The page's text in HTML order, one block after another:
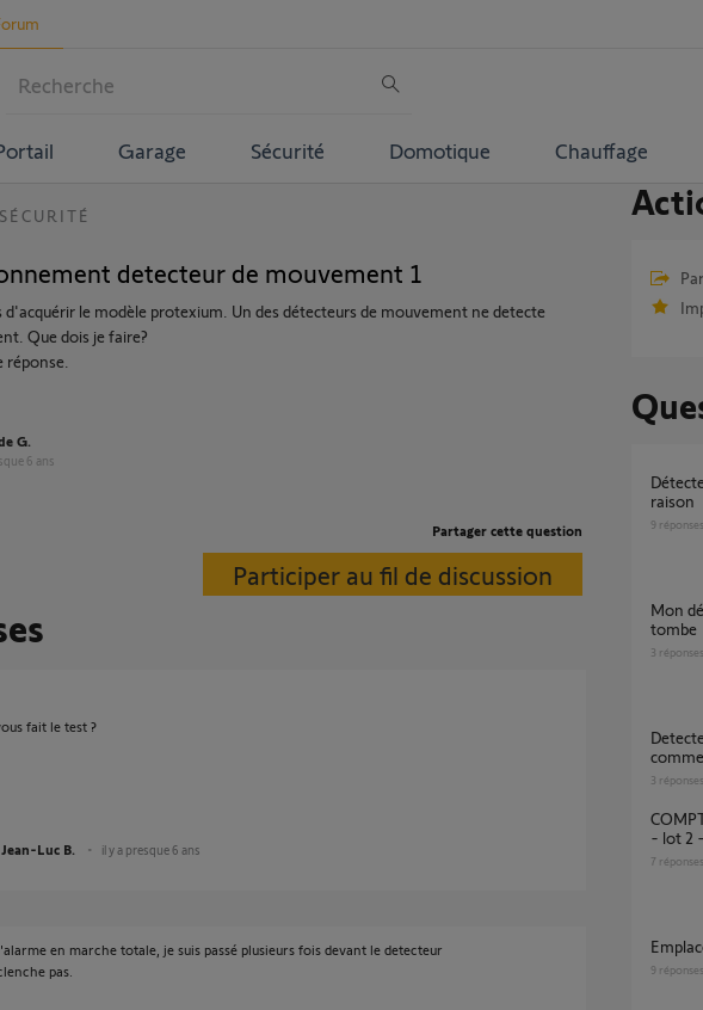
Garage Sécurité Domotique Chauffage
detecteur de mouvement 1
d'acquérir le modèle protexium. Un des détecteurs de mouvement ne detecte
Que dois je faire?
G.
6 ans
Partager cette question
Participer au fil de discussion
fait le test ?
Jean-Luc B. il y a presque 6 ans
en marche totale, je suis passé plusieurs fois devant le detecteur
pas.
Détecteur mouvement se déclenche sans
raison
9 réponses
Mon détecteur de mouvement se décolle et
tombe
3 réponses
Detecteur de mouvement défectueux
3 réponses
COMPTABILITE DU détecteur de mouvement
- lot 2
7 réponses
9 réponses